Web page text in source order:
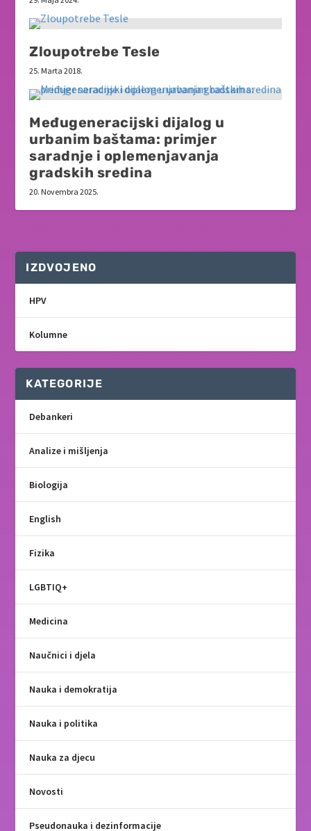
Zloupotrebe Tesle
25. Marta 2018.
Međugeneracijski dijalog u
urbanim baštama: primjer
saradnje i oplemenjavanja
gradskih sredina
20. Novembra 2025.
IZDVOJENO
HPV
Kolumne
KATEGORIJE
Debankeri
Analize i mišljenja
Biologija
English
Fizika
LGBTIQ+
Medicina
Naučnici i djela
Nauka i demokratija
Nauka i politika
Nauka za djecu
Novosti
Pseudonauka i dezinformacije